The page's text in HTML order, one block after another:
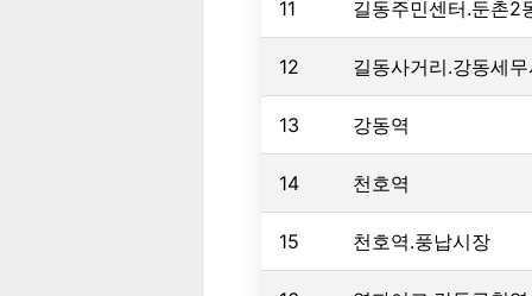
11 길동주민센터.둔촌2
12 길동사거리.강동세
13 강동역
14 천호역
15 천호역.풍납시장